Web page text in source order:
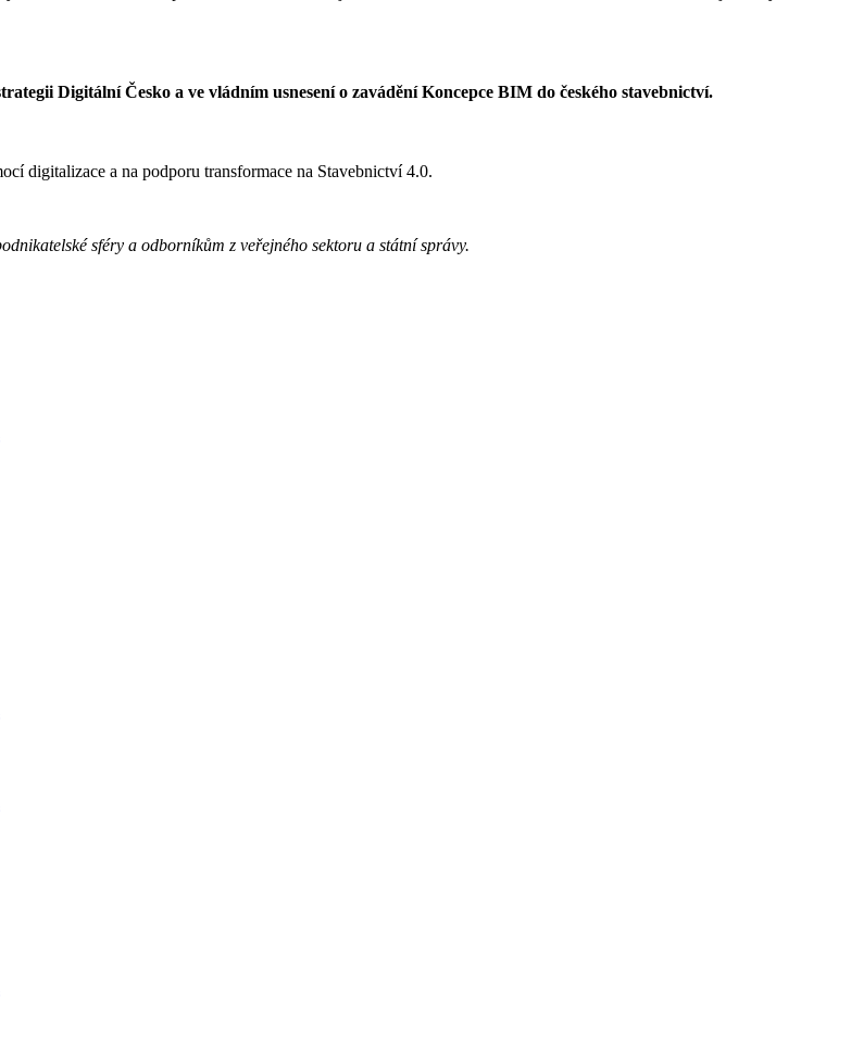
Digitální Česko a ve vládním usnesení o zavádění Koncepce BIM do českého stavebnictví.
digitalizace a na podporu transformace na Stavebnictví 4.0.
sféry a odborníkům z veřejného sektoru a státní správy.